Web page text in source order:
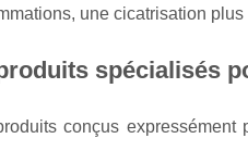
une cicatrisation
spécialisés
conçus